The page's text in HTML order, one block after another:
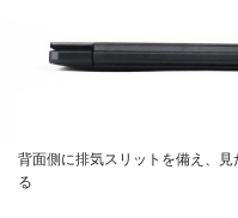
背面側に排気スリットを備え、
る